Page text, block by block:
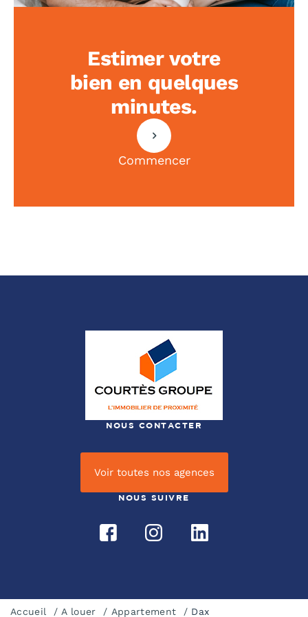
Estimer votre
bien en quelques
minutes.
Commencer
NOUS CONTACTER
Voir toutes nos agences
NOUS SUIVRE
Accueil A louer Appartement Dax